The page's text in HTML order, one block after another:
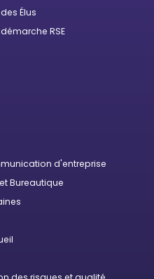
Élus
RSE
d'entreprise
Bureautique